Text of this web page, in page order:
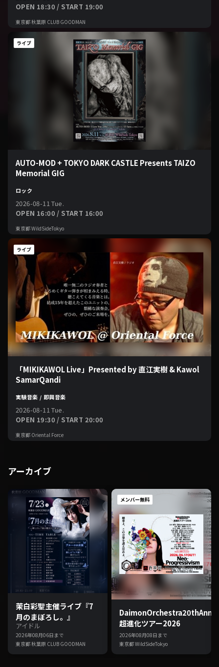
OPEN 18:30 / START 19:00
東京都 秋葉原 CLUB GOODMAN
ライブ
AUTO-MOD + TOKYO DARK CASTLE Presents TAIZO
Memorial GIG
ロック
2026-08-11 Tue.
OPEN 16:00 / START 16:00
東京都 WildSideTokyo
ライブ
「MIKIKAWOL Live」Presented by 直江実樹 & Kawol
SamarQandi
実験音楽 / 即興音楽
2026-08-11 Tue.
OPEN 19:30 / START 20:00
東京都 Oriental Force
アーカイブ
茉白彩聖主催ライブ『7
月のまぼろし。』
アイドル
2026年08月06日まで
東京都 秋葉原 CLUB GOODMAN
メンバー無料
超進化ツアー2026
2026年08月08日まで
東京都 WildSideTokyo